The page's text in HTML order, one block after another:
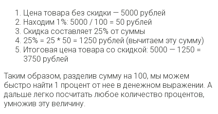
Цена товара без скидки — 5000 рублей
Находим 1%: 5000 / 100 = 50 рублей
Скидка составляет 25% от суммы
25% = 25 * 50 = 1250 рублей (вычитаем эту сумму)
Итоговая цена товара со скидкой: 5000 — 1250 =
3750 рублей
Таким образом, разделив сумму на 100, мы можем
быстро найти 1 процент от нее в денежном выражении. А
дальше легко посчитать любое количество процентов,
умножив эту величину.